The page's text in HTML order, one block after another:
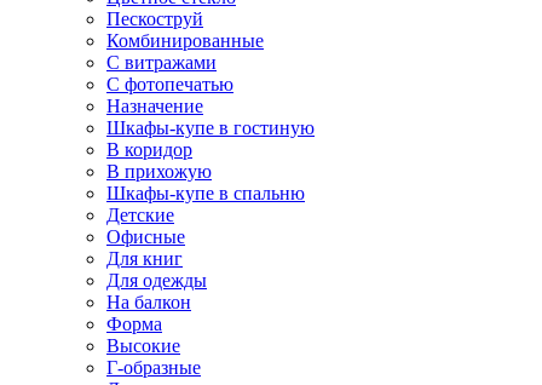
Пескоструй
Комбинированные
С витражами
С фотопечатью
Назначение
Шкафы-купе в гостиную
В коридор
В прихожую
Шкафы-купе в спальню
Детские
Офисные
Для книг
Для одежды
На балкон
Форма
Высокие
Г-образные